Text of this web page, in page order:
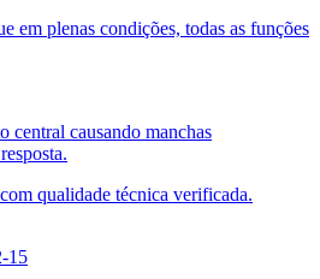
em plenas condições, todas as funções
causando manchas
qualidade técnica verificada.
15